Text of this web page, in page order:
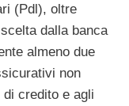
(Pdl), oltre
dalla banca
almeno due
non
credito e agli